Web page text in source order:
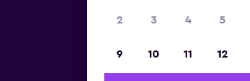
Vous trouvez
de Thrifty
2 3 4 5
9 10 11 12